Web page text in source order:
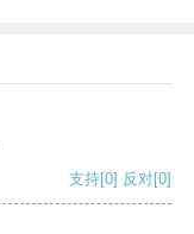
支持[0] 反对[0]